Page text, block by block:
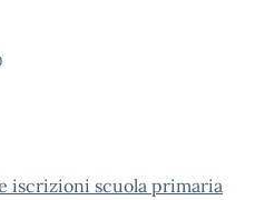
iscrizioni scuola primaria